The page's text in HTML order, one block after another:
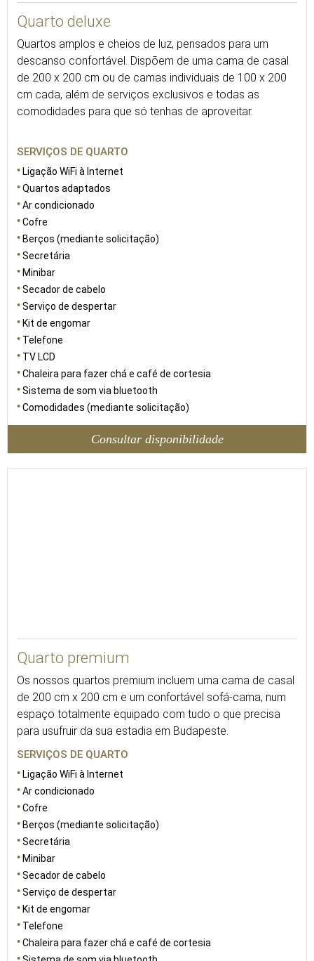
Quarto deluxe
Quartos amplos e cheios de luz, pensados para um
descanso confortável. Dispõem de uma cama de casal
de 200 x 200 cm ou de camas individuais de 100 x 200
cm cada, além de serviços exclusivos e todas as
comodidades para que só tenhas de aproveitar.
SERVIÇOS DE QUARTO
Ligação WiFi à Internet
Quartos adaptados
Ar condicionado
Cofre
Berços (mediante solicitação)
Secretária
Minibar
Secador de cabelo
Serviço de despertar
Kit de engomar
Telefone
TV LCD
Chaleira para fazer chá e café de cortesia
Sistema de som via bluetooth
Comodidades (mediante solicitação)
Consultar disponibilidade
Quarto premium
Os nossos quartos premium incluem uma cama de casal
de 200 cm x 200 cm e um confortável sofá-cama, num
espaço totalmente equipado com tudo o que precisa
para usufruir da sua estadia em Budapeste.
SERVIÇOS DE QUARTO
Ligação WiFi à Internet
Ar condicionado
Cofre
Berços (mediante solicitação)
Secretária
Minibar
Secador de cabelo
Serviço de despertar
Kit de engomar
Telefone
Chaleira para fazer chá e café de cortesia